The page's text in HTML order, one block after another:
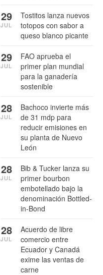
Tostitos lanza nuevos
totopos con sabor a
queso blanco picante
29
JUL
FAO aprueba el
primer plan mundial
para la ganadería
sostenible
29
JUL
Bachoco invierte más
de 31 mdp para
reducir emisiones en
su planta de Nuevo
León
28
JUL
Bib & Tucker lanza su
primer bourbon
embotellado bajo la
denominación Bottled-
in-Bond
28
JUL
Acuerdo de libre
comercio entre
Ecuador y Canadá
exime las ventas de
carne
28
JUL